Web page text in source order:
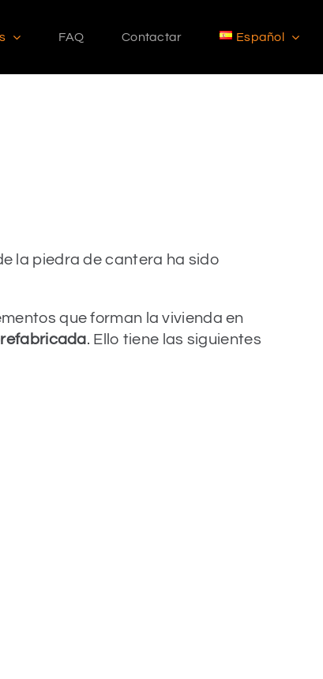
FAQ Contactar Español
la piedra de cantera ha sido
que forman la vivienda en
. Ello tiene las siguientes